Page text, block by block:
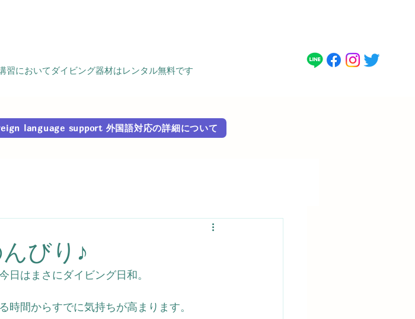
においてダイビング器材はレンタル無料です
language support 外国語対応の詳細に​ついて
びり♪
日はまさにダイビング日和。
間からすでに気持ちが高まります。